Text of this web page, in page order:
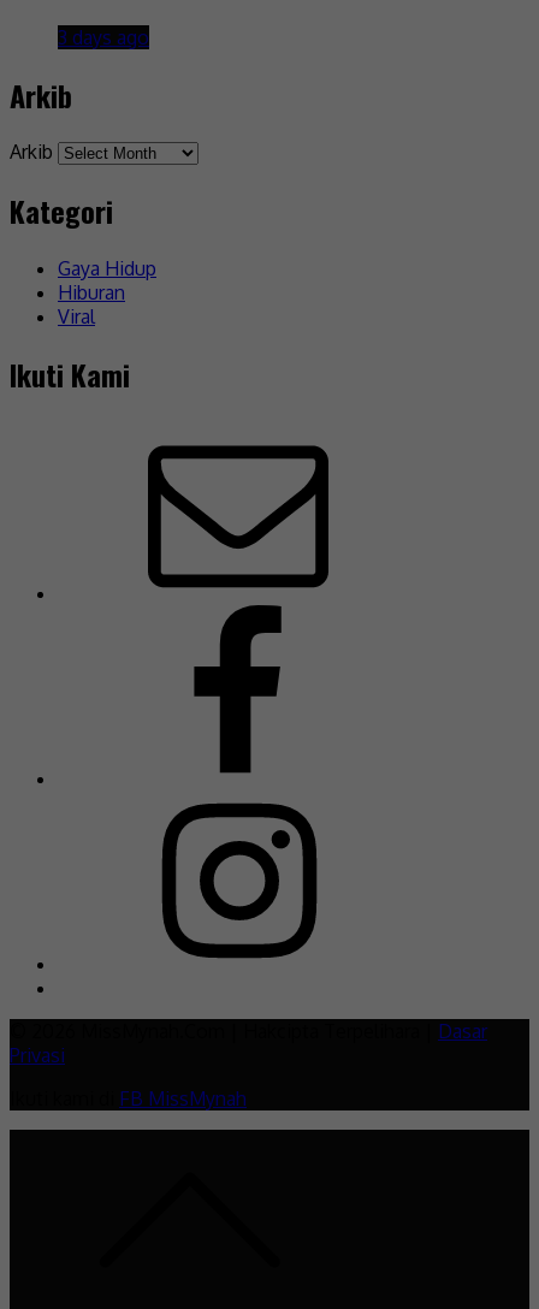
3 days ago
Arkib
Arkib
Kategori
Gaya Hidup
Hiburan
Viral
Ikuti Kami
Dasar
Privasi
FB MissMynah